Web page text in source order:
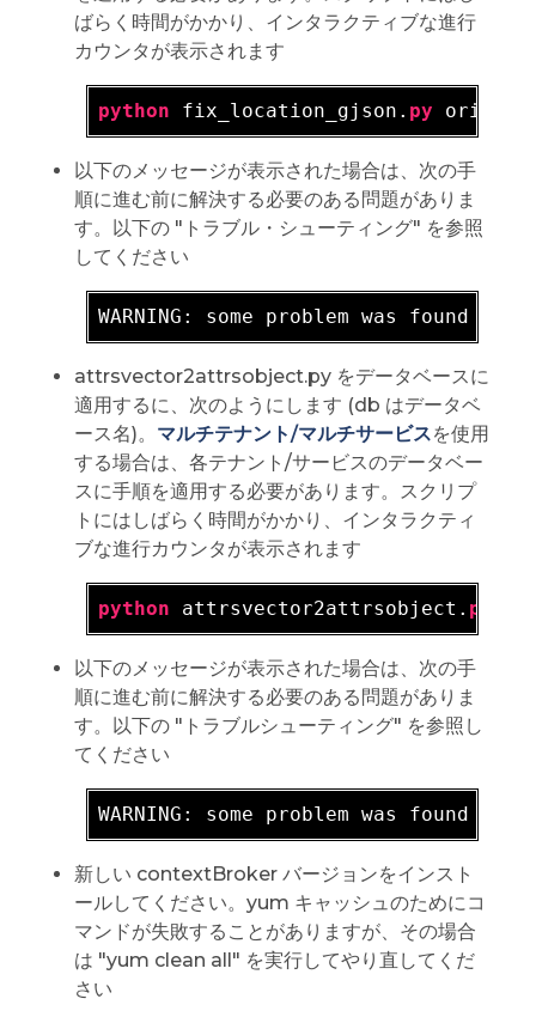
ばらく時間がかかり、インタラクティブな進行
カウンタが表示されます
python fix_location_gjson. py
以下のメッセージが表示された場合は、次の手
順に進む前に解決する必要のある問題がありま
す。以下の "トラブル・シューティング" を参照
してください
WARNING:
attrsvector2attrsobject.py をデータベースに
適用するに、次のようにします (db はデータベ
ース名)。 マルチテナント/マルチサービスを使用
する場合は、各テナント/サービスのデータベー
スに手順を適用する必要があります。スクリプ
トにはしばらく時間がかかり、インタラクティ
ブな進行カウンタが表示されます
python attrsvector2attrsobject. py
以下のメッセージが表示された場合は、次の手
順に進む前に解決する必要のある問題がありま
す。以下の "トラブルシューティング" を参照し
てください
WARNING:
新しい contextBroker バージョンをインスト
ールしてください。yum キャッシュのためにコ
マンドが失敗することがありますが、その場合
は "yum clean all" を実行してやり直してくだ
さい